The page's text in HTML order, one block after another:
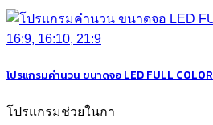
โปรแกรมคำนวน ขนาดจอ LED FULL COLOR
โปรแกรมช่วยในกา